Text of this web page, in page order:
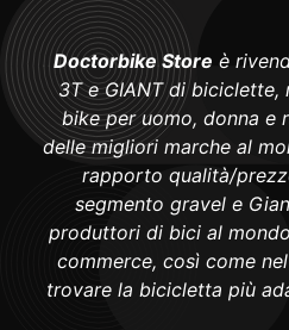
Doctorbike Store è
3T e GIANT di
bike per uomo, donna e
delle migliori marche al
rapporto qualità/
segmento gravel e
produttori di bici al
commerce, così come
trovare la bicicletta più